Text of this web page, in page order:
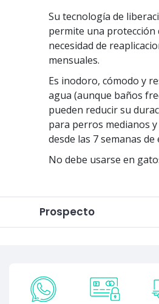
Su tecnología de
permite una protección
necesidad de
mensuales.
Es inodoro, cómodo y
agua (aunque baños
pueden reducir su
para perros medianos
desde las 7 semanas de
No debe usarse en
Prospecto